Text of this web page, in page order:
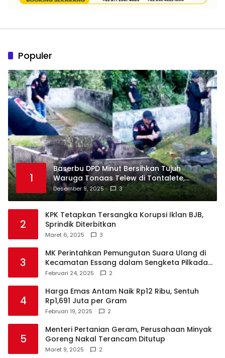
Populer
1
Baserbu DPD Minut Bersihkan Tujuh
Waruga Tonaas Telew di Tontalete,
Agenda Rutin Pelestarian Jejak Leluhur
Minahasa
Desember 9, 2025 3
2
KPK Tetapkan Tersangka Korupsi Iklan BJB,
Sprindik Diterbitkan
Maret 6, 2025 3
3
MK Perintahkan Pemungutan Suara Ulang di
Kecamatan Essang dalam Sengketa Pilkada
Talaud
Februari 24, 2025 2
4
Harga Emas Antam Naik Rp12 Ribu, Sentuh
Rp1,691 Juta per Gram
Februari 19, 2025 2
5
Menteri Pertanian Geram, Perusahaan Minyak
Goreng Nakal Terancam Ditutup
Maret 9, 2025 2